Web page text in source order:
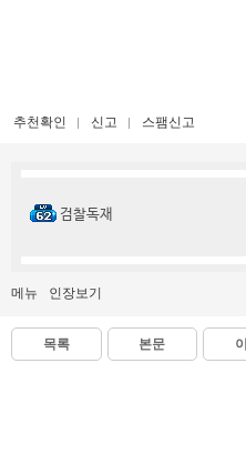
추천확인 신고 스팸신고
검찰독재
메뉴 인장보기
목록 본문